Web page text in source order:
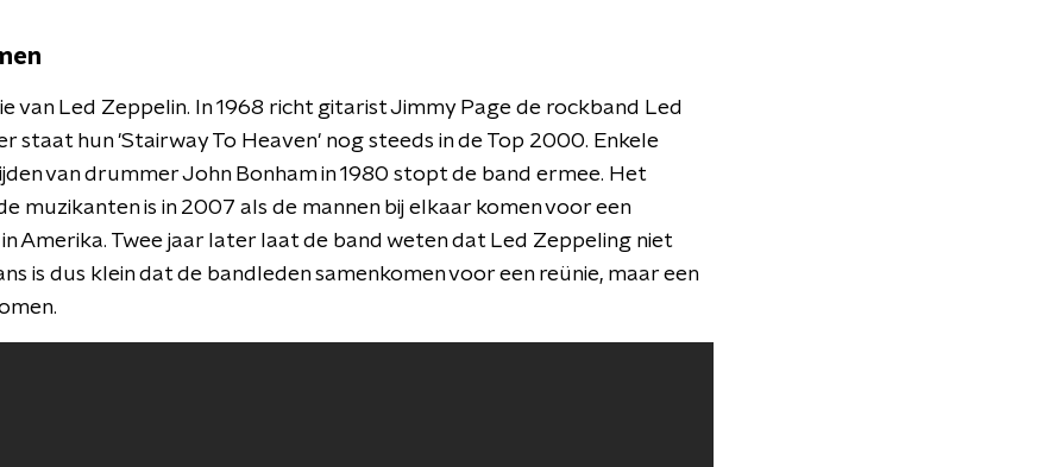
van Led Zeppelin. In 1968 richt gitarist Jimmy Page de rockband Led
staat hun 'Stairway To Heaven' nog steeds in de Top 2000. Enkele
van drummer John Bonham in 1980 stopt de band ermee. Het
muzikanten is in 2007 als de mannen bij elkaar komen voor een
Amerika. Twee jaar later laat de band weten dat Led Zeppeling niet
is dus klein dat de bandleden samenkomen voor een reünie, maar een